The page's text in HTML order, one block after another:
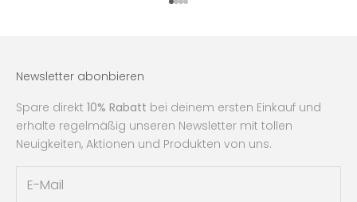
Gehe zu Element 1
Gehe zu Element 2
Gehe zu Element 3
Gehe zu Element 4
Newsletter abonbieren
Spare direkt 10% Rabatt bei deinem ersten Einkauf und
erhalte regelmäßig unseren Newsletter mit tollen
Neuigkeiten, Aktionen und Produkten von uns.